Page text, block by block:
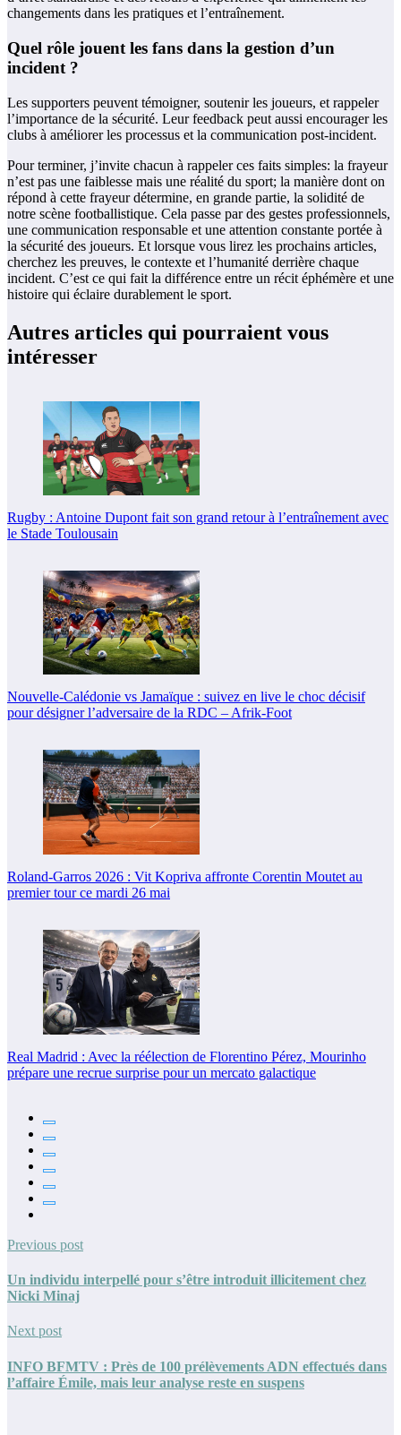
changements dans les pratiques et l’entraînement.
Quel rôle jouent les fans dans la gestion d’un
incident ?
Les supporters peuvent témoigner, soutenir les joueurs, et rappeler
l’importance de la sécurité. Leur feedback peut aussi encourager les
clubs à améliorer les processus et la communication post-incident.
Pour terminer, j’invite chacun à rappeler ces faits simples: la frayeur
n’est pas une faiblesse mais une réalité du sport; la manière dont on
répond à cette frayeur détermine, en grande partie, la solidité de
notre scène footballistique. Cela passe par des gestes professionnels,
une communication responsable et une attention constante portée à
la sécurité des joueurs. Et lorsque vous lirez les prochains articles,
cherchez les preuves, le contexte et l’humanité derrière chaque
incident. C’est ce qui fait la différence entre un récit éphémère et une
histoire qui éclaire durablement le sport.
Autres articles qui pourraient vous
intéresser
Rugby : Antoine Dupont fait son grand retour à l’entraînement avec
le Stade Toulousain
Nouvelle-Calédonie vs Jamaïque : suivez en live le choc décisif
pour désigner l’adversaire de la RDC – Afrik-Foot
Roland-Garros 2026 : Vit Kopriva affronte Corentin Moutet au
premier tour ce mardi 26 mai
Real Madrid : Avec la réélection de Florentino Pérez, Mourinho
prépare une recrue surprise pour un mercato galactique
Previous post
Un individu interpellé pour s’être introduit illicitement chez
Nicki Minaj
Next post
INFO BFMTV : Près de 100 prélèvements ADN effectués dans
l’affaire Émile, mais leur analyse reste en suspens